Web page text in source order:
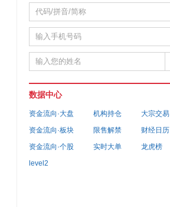
数据中心
资金流向·大盘 机构持仓
大宗交易
资金流向·板块
限售解禁
财经日历
资金流向·个股
实时大单
龙虎榜
level2